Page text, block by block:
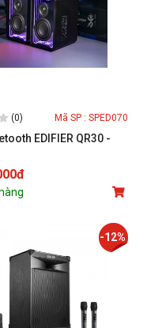
(0) Mã SP : SPED070
EDIFIER QR30 -
-12%